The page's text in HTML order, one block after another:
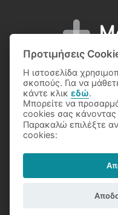
© 2026
Copyright Notice
Προτιμήσεις
Η ιστοσελίδα
σκοπούς. Για να
κάντε κλικεδώ.
Μπορείτε να
cookies σας
Παρακαλώ επιλέξτε
cookies: